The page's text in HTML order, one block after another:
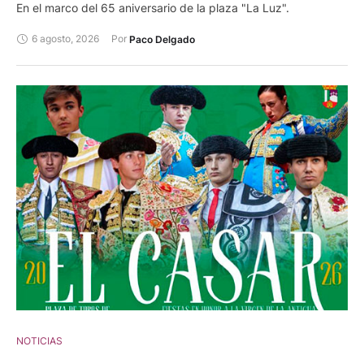
En el marco del 65 aniversario de la plaza "La Luz".
6 agosto, 2026 Por Paco Delgado
NOTICIAS